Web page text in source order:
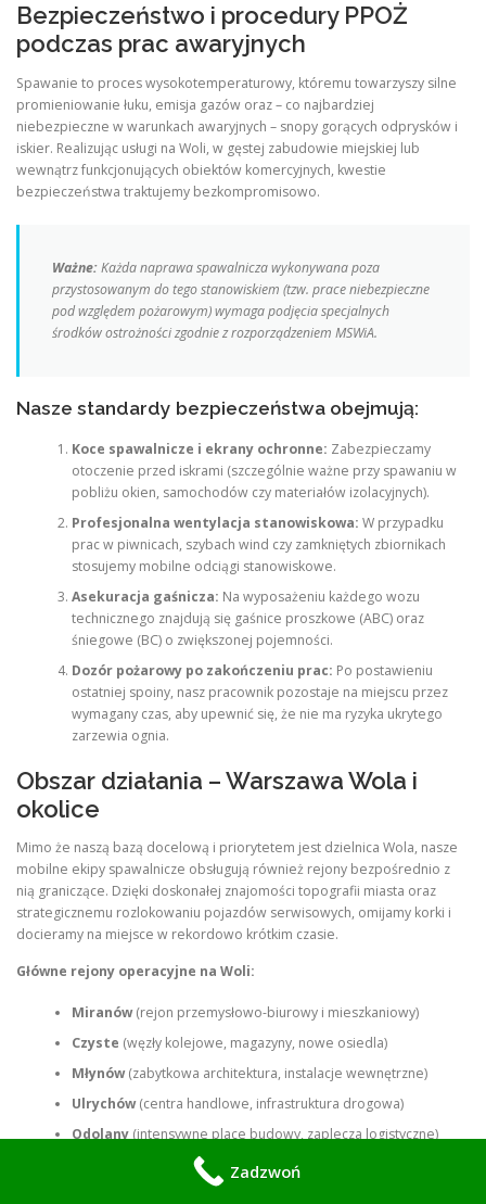
Bezpieczeństwo i procedury PPOŻ
podczas prac awaryjnych
Spawanie to proces wysokotemperaturowy, któremu towarzyszy silne
promieniowanie łuku, emisja gazów oraz – co najbardziej
niebezpieczne w warunkach awaryjnych – snopy gorących odprysków i
iskier. Realizując usługi na Woli, w gęstej zabudowie miejskiej lub
wewnątrz funkcjonujących obiektów komercyjnych, kwestie
bezpieczeństwa traktujemy bezkompromisowo.
Ważne:Każda naprawa spawalnicza wykonywana poza
przystosowanym do tego stanowiskiem (tzw. prace niebezpieczne
pod względem pożarowym) wymaga podjęcia specjalnych
środków ostrożności zgodnie z rozporządzeniem MSWiA.
Nasze standardy bezpieczeństwa obejmują:
Koce spawalnicze i ekrany ochronne: Zabezpieczamy
otoczenie przed iskrami (szczególnie ważne przy spawaniu w
pobliżu okien, samochodów czy materiałów izolacyjnych).
Profesjonalna wentylacja stanowiskowa: W przypadku
prac w piwnicach, szybach wind czy zamkniętych zbiornikach
stosujemy mobilne odciągi stanowiskowe.
Asekuracja gaśnicza: Na wyposażeniu każdego wozu
technicznego znajdują się gaśnice proszkowe (ABC) oraz
śniegowe (BC) o zwiększonej pojemności.
Dozór pożarowy po zakończeniu prac: Po postawieniu
ostatniej spoiny, nasz pracownik pozostaje na miejscu przez
wymagany czas, aby upewnić się, że nie ma ryzyka ukrytego
zarzewia ognia.
Obszar działania – Warszawa Wola i
okolice
Mimo że naszą bazą docelową i priorytetem jest dzielnica Wola, nasze
mobilne ekipy spawalnicze obsługują również rejony bezpośrednio z
nią graniczące. Dzięki doskonałej znajomości topografii miasta oraz
strategicznemu rozlokowaniu pojazdów serwisowych, omijamy korki i
docieramy na miejsce w rekordowo krótkim czasie.
Główne rejony operacyjne na Woli:
Miranów(rejon przemysłowo-biurowy i mieszkaniowy)
Czyste (węzły kolejowe, magazyny, nowe osiedla)
Młynów(zabytkowa architektura, instalacje wewnętrzne)
Ulrychów(centra handlowe, infrastruktura drogowa)
Odolany(intensywne place budowy, zaplecza logistyczne)
Obsługujemy również pogranicze Woli z Bemowem, Żoliborzem,
Zadzwoń